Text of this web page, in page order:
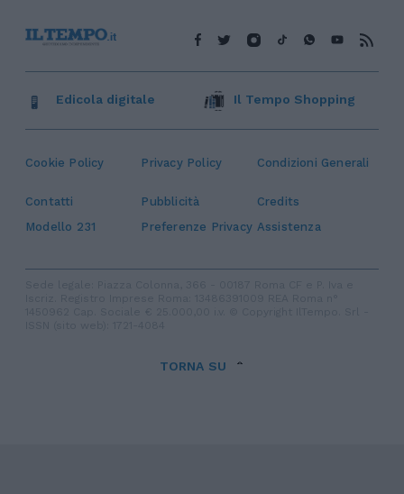
Cookie Policy Privacy Policy Condizioni Generali
Contatti Pubblicità
Credits
Modello 231
Preferenze Privacy Assistenza
Edicola digitale Il Tempo Shopping
TORNA SU